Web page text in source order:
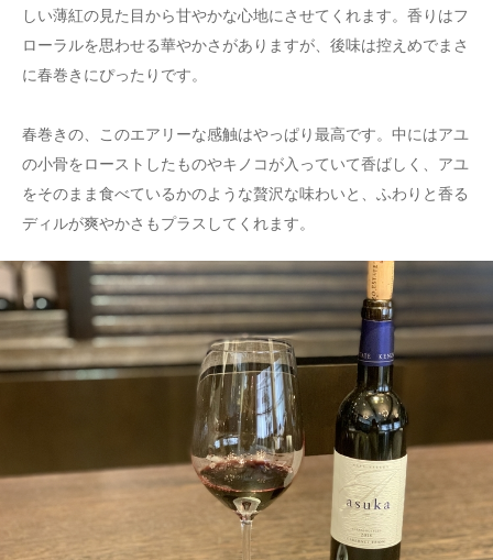
しい薄紅の見た目から甘やかな心地にさせてくれます。香りはフ
ローラルを思わせる華やかさがありますが、後味は控えめでまさ
に春巻きにぴったりです。
春巻きの、このエアリーな感触はやっぱり最高です。中にはアユ
の小骨をローストしたものやキノコが入っていて香ばしく、アユ
をそのまま食べているかのような贅沢な味わいと、ふわりと香る
ディルが爽やかさもプラスしてくれます。